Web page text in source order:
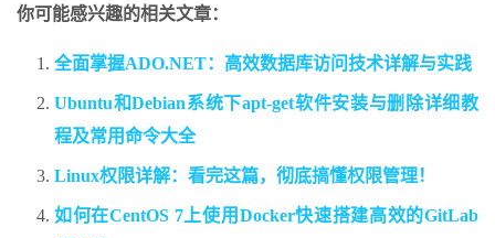
你可能感兴趣的相关文章：
全面掌握ADO.NET：高效数据库访问技术详解与实践
Ubuntu和Debian系统下apt-get软件安装与删除详细教
程及常用命令大全
Linux权限详解：看完这篇，彻底搞懂权限管理！
如何在CentOS 7上使用Docker快速搭建高效的GitLab